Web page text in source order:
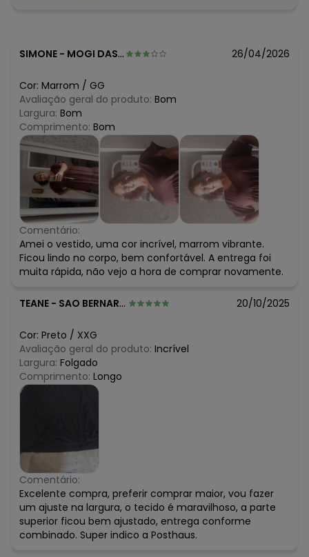
SIMONE - MOGI DAS CRUZES - SP 26/04/2026
Cor: Marrom / GG
Avaliação geral do produto: Bom
Largura: Bom
Comprimento: Bom
Comentário:
Amei o vestido, uma cor incrível, marrom vibrante.
Ficou lindo no corpo, bem confortável. A entrega foi
muita rápida, não vejo a hora de comprar novamente.
TEANE - SAO BERNARDO DO CAMPO - SP 20/10/2025
Cor: Preto / XXG
Avaliação geral do produto: Incrível
Largura: Folgado
Comprimento: Longo
Comentário:
Excelente compra, preferir comprar maior, vou fazer
um ajuste na largura, o tecido é maravilhoso, a parte
superior ficou bem ajustado, entrega conforme
combinado. Super indico a Posthaus.